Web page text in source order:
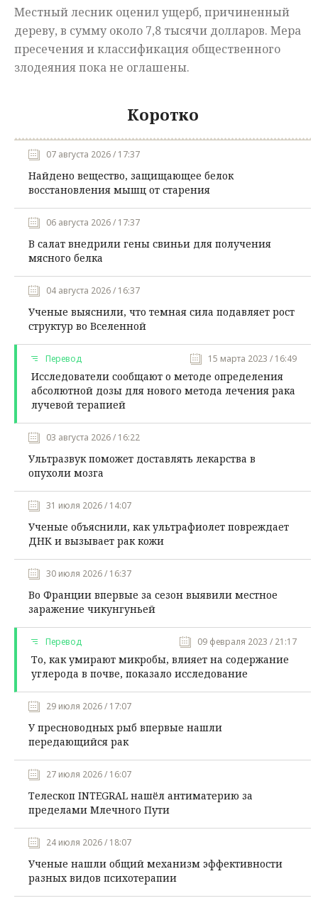
Местный лесник оценил ущерб, причиненный
дереву, в сумму около 7,8 тысячи долларов. Мера
пресечения и классификация общественного
злодеяния пока не оглашены.
Коротко
07 августа 2026 / 17:37
Найдено вещество, защищающее белок
восстановления мышц от старения
06 августа 2026 / 17:37
В салат внедрили гены свиньи для получения
мясного белка
04 августа 2026 / 16:37
Ученые выяснили, что темная сила подавляет рост
структур во Вселенной
Перевод 15 марта 2023 / 16:49
Исследователи сообщают о методе определения
абсолютной дозы для нового метода лечения рака
лучевой терапией
03 августа 2026 / 16:22
Ультразвук поможет доставлять лекарства в
опухоли мозга
31 июля 2026 / 14:07
Ученые объяснили, как ультрафиолет повреждает
ДНК и вызывает рак кожи
30 июля 2026 / 16:37
Во Франции впервые за сезон выявили местное
заражение чикунгуньей
Перевод 09 февраля 2023 / 21:17
То, как умирают микробы, влияет на содержание
углерода в почве, показало исследование
29 июля 2026 / 17:07
У пресноводных рыб впервые нашли
передающийся рак
27 июля 2026 / 16:07
Телескоп INTEGRAL нашёл антиматерию за
пределами Млечного Пути
24 июля 2026 / 18:07
Ученые нашли общий механизм эффективности
разных видов психотерапии